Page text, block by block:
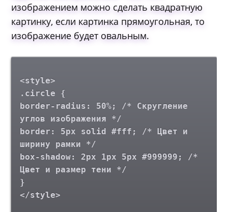
изображением можно сделать квадратную
картинку, если картинка прямоугольная, то
изображение будет овальным.
<style>
.circle {
border-radius: 50%; /* Скругление
углов изображения */
border: 5px solid #fff; /* Цвет и
ширину рамки */
box-shadow: 2px 1px 5px #999999; /*
Цвет и размер тени */
}
</style>